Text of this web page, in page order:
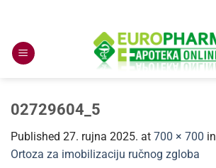
content
02729604_5
Published 27. rujna 2025. at 700 × 700 in
Ortoza za imobilizaciju ručnog zgloba